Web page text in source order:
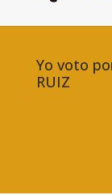
Yo voto
RUIZ